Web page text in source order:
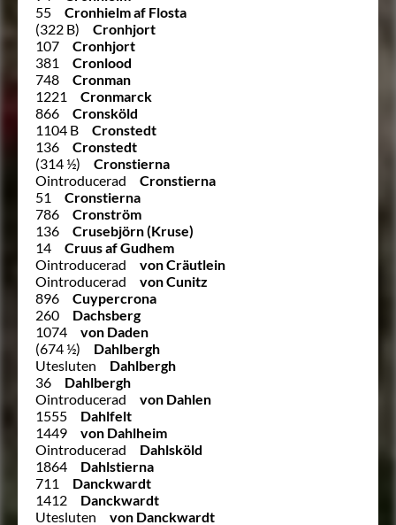
55
Cronhielm af Flosta
(322 B)
Cronhjort
107
Cronhjort
381
Cronlood
748
Cronman
1221
Cronmarck
866
Cronsköld
1104 B
Cronstedt
136
Cronstedt
(314 ½)
Cronstierna
Ointroducerad
Cronstierna
51
Cronstierna
786
Cronström
136
Crusebjörn (Kruse)
14
Cruus af Gudhem
Ointroducerad
von Cräutlein
Ointroducerad
von Cunitz
896
Cuypercrona
260
Dachsberg
1074
von Daden
(674 ½)
Dahlbergh
Utesluten
Dahlbergh
36
Dahlbergh
Ointroducerad
von Dahlen
1555
Dahlfelt
1449
von Dahlheim
Ointroducerad
Dahlsköld
1864
Dahlstierna
711
Danckwardt
1412
Danckwardt
Utesluten
von Danckwardt